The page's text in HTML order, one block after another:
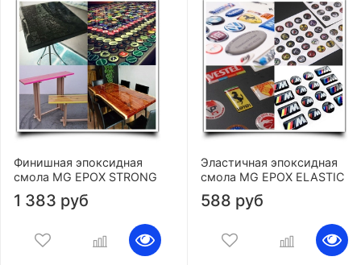
Финишная эпоксидная
смола MG EPOX STRONG
1 383 руб
Эластичная эпоксидная
смола MG EPOX ELASTIC
588 руб